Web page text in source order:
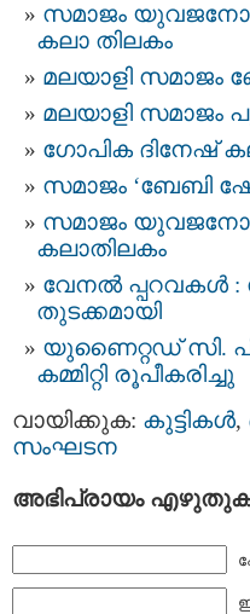
സമാജം
കലാ തിലകം
മ​ല​യാ​ളി സ​മാ​ജം
മലയാളി സമാജം
ഗോപിക ദിനേഷ്
സമാജം ‘ബേബി
സമാജം
കലാതിലകം
വേനൽ പ്പറവകൾ :
തുടക്കമായി
യുണൈറ്റഡ് സി.
കമ്മിറ്റി രൂപീകരിച്ചു
വായിക്കുക: കുട്ടികള്‍,
സംഘടന
അഭിപ്രായം